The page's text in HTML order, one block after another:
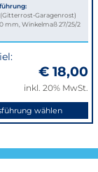
Garagenrost)
mm, Winkelmaß 27/25/2
€ 18,00
inkl. 20% MwSt.
wählen